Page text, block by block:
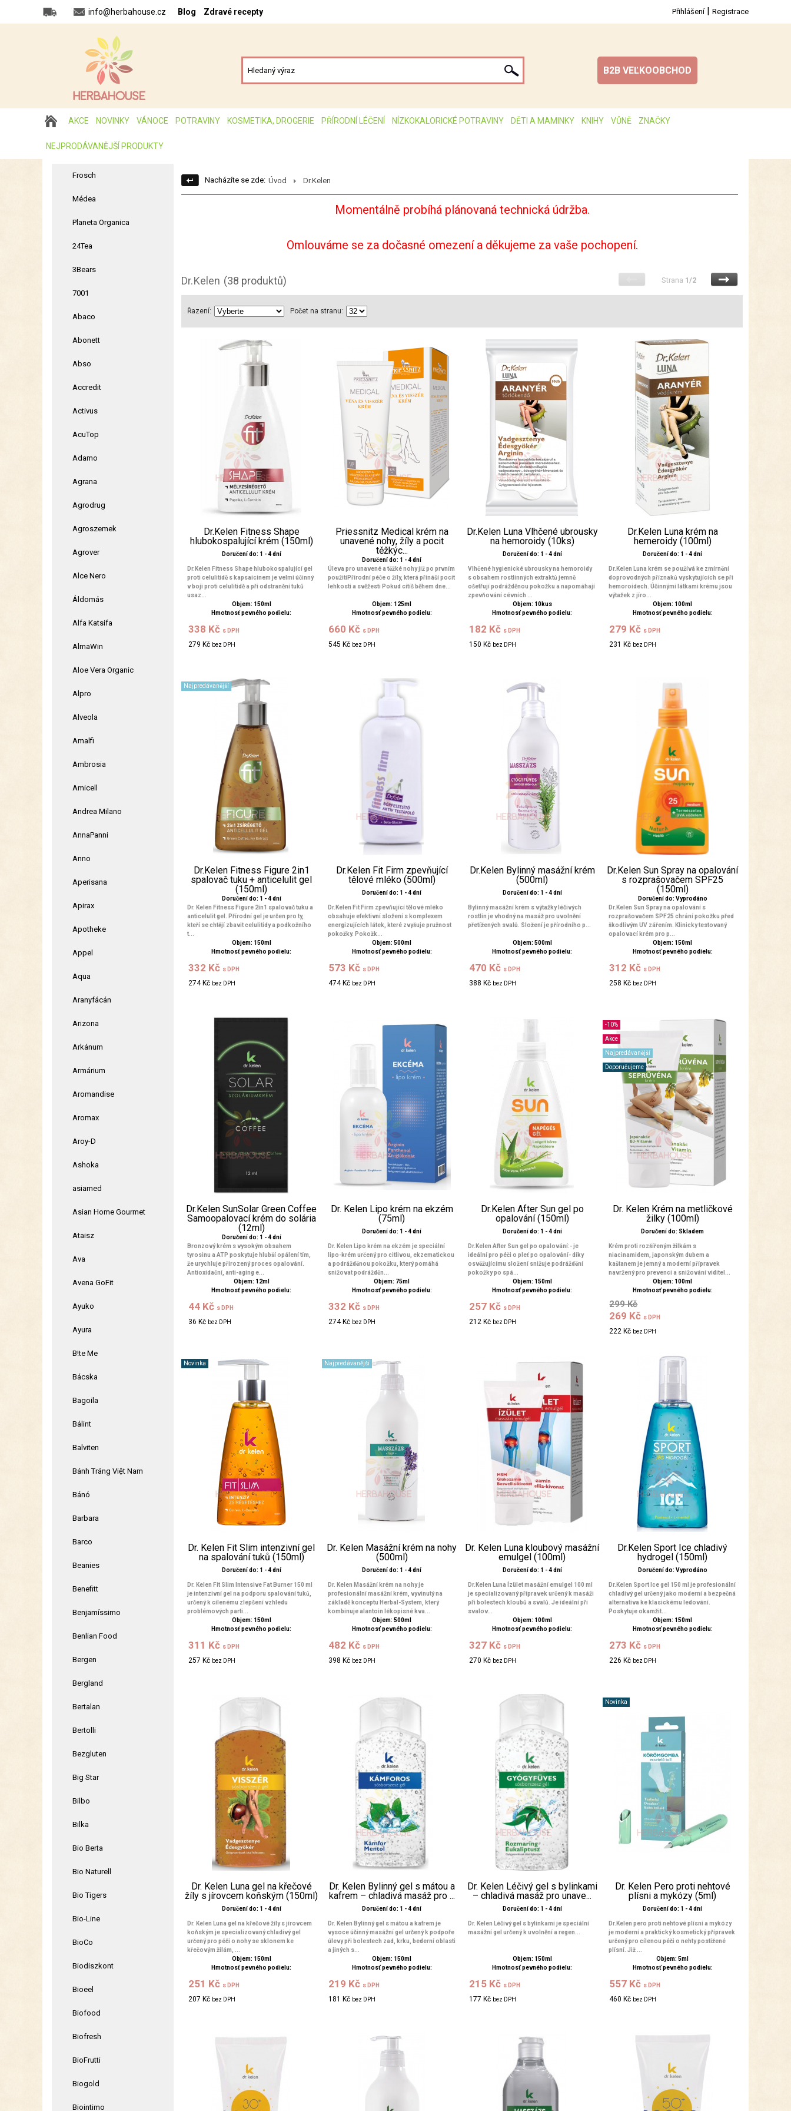
info@herbahouse.cz Blog Zdravé recepty Přihlášení| Registrace
B2B VEĽKOOBCHOD
AKCE NOVINKY VÁNOCE POTRAVINY KOSMETIKA, DROGERIE PŘÍRODNÍ LÉČENÍ NÍZKOKALORICKÉ POTRAVINY DĚTI A MAMINKY KNIHY VŮNĚ ZNAČKY
NEJPRODÁVANĚJŠÍ PRODUKTY
Frosch
Médea
Planeta Organica
24Tea
3Bears
7001
Abaco
Abonett
Abso
Accredit
Activus
AcuTop
Adamo
Agrana
Agrodrug
Agroszemek
Agrover
Alce Nero
Áldomás
Alfa Katsifa
AlmaWin
Aloe Vera Organic
Alpro
Alveola
Amalfi
Ambrosia
Amicell
Andrea Milano
AnnaPanni
Anno
Aperisana
Apirax
Apotheke
Appel
Aqua
Aranyfácán
Arizona
Arkánum
Armárium
Aromandise
Aromax
Aroy-D
Ashoka
asiamed
Asian Home Gourmet
Ataisz
Ava
Avena GoFit
Ayuko
Ayura
B!te Me
Bácska
Bagoila
Bálint
Balviten
Bánh Tráng Việt Nam
Bánó
Barbara
Barco
Beanies
Benefitt
Benjamíssimo
Benlian Food
Bergen
Bergland
Bertalan
Bertolli
Bezgluten
Big Star
Bilbo
Bilka
Bio Berta
Bio Naturell
Bio Tigers
Bio-Line
BioCo
Biodiszkont
Bioeel
Biofood
Biofresh
BioFrutti
Biogold
Biointimo
Nacházíte se zde: Úvod Dr.Kelen
Momentálně probíhá plánovaná technická údržba.
Omlouváme se za dočasné omezení a děkujeme za vaše pochopení.
Dr.Kelen (38 produktů) Strana 1/2
Řazení: Počet na stranu:
Dr.Kelen Fitness Shape
hlubokospalující krém (150ml)
Doručení do: 1 - 4 dní
Dr.Kelen Fitness Shape hlubokospalující gel
proti celulitidě s kapsaicinem je velmi účinný
v boji proti celulitidě a při odstranění tuků
usaz...
Objem: 150ml
Hmotnosť pevného podielu:
338 Kč s DPH
279 Kč bez DPH
Priessnitz Medical krém na
unavené nohy, žíly a pocit
těžkýc...
Doručení do: 1 - 4 dní
Úleva pro unavené a těžké nohy již po prvním
použitíPřírodní péče o žíly, která přináší pocit
lehkosti a svěžesti Pokud cítíš během dne...
Objem: 125ml
Hmotnosť pevného podielu:
660 Kč s DPH
545 Kč bez DPH
Dr.Kelen Luna Vlhčené ubrousky
na hemoroidy (10ks)
Doručení do: 1 - 4 dní
Vlhčené hygienické ubrousky na hemoroidy
s obsahem rostlinných extraktů jemně
ošetřují podrážděnou pokožku a napomáhají
zpevňování cévních ...
Objem: 10kus
Hmotnosť pevného podielu:
182 Kč s DPH
150 Kč bez DPH
Dr.Kelen Luna krém na
hemeroidy (100ml)
Doručení do: 1 - 4 dní
Dr.Kelen Luna krém se používá ke zmírnění
doprovodných příznaků vyskytujících se při
hemoroidech. Účinnými látkami krému jsou
výtažek z jíro...
Objem: 100ml
Hmotnosť pevného podielu:
279 Kč s DPH
231 Kč bez DPH
Najpredávanější
Dr.Kelen Fitness Figure 2in1
spalovač tuku + anticelulit gel
(150ml)
Doručení do: 1 - 4 dní
Dr. Kelen Fitness Figure 2in1 spalovač tuku a
anticelulit gel. Přírodní gel je určen pro ty,
kteří se chtějí zbavit celulitidy a podkožního
t...
Objem: 150ml
Hmotnosť pevného podielu:
332 Kč s DPH
274 Kč bez DPH
Dr.Kelen Fit Firm zpevňující
tělové mléko (500ml)
Doručení do: 1 - 4 dní
Dr.Kelen Fit Firm zpevňující tělové mléko
obsahuje efektivní složení s komplexem
energizujících látek, které zvyšuje pružnost
pokožky. Pokožk...
Objem: 500ml
Hmotnosť pevného podielu:
573 Kč s DPH
474 Kč bez DPH
Dr.Kelen Bylinný masážní krém
(500ml)
Doručení do: 1 - 4 dní
Bylinný masážní krém s výtažky léčivých
rostlin je vhodný na masáž pro uvolnění
přetížených svalů. Složení je přírodního p...
Objem: 500ml
Hmotnosť pevného podielu:
470 Kč s DPH
388 Kč bez DPH
Dr.Kelen Sun Spray na opalování
s rozprašovačem SPF25
(150ml)
Doručení do: Vyprodáno
Dr.Kelen Sun Spray na opalování s
rozprašovačem SPF25 chrání pokožku před
škodlivým UV zářením. Klinicky testovaný
opalovací krém pro p...
Objem: 150ml
Hmotnosť pevného podielu:
312 Kč s DPH
258 Kč bez DPH
Dr.Kelen SunSolar Green Coffee
Samoopalovací krém do solária
(12ml)
Doručení do: 1 - 4 dní
Bronzový krém s vysokým obsahem
tyrosinu a ATP poskytuje hlubší opálení tím,
že urychluje přirozený proces opalování.
Antioxidační, anti-aging e...
Objem: 12ml
Hmotnosť pevného podielu:
44 Kč s DPH
36 Kč bez DPH
Dr. Kelen Lipo krém na ekzém
(75ml)
Doručení do: 1 - 4 dní
Dr. Kelen Lipo krém na ekzém je speciální
lipo-krém určený pro citlivou, ekzematickou
a podrážděnou pokožku, který pomáhá
snižovat podrážděn...
Objem: 75ml
Hmotnosť pevného podielu:
332 Kč s DPH
274 Kč bez DPH
Dr.Kelen After Sun gel po
opalování (150ml)
Doručení do: 1 - 4 dní
Dr.Kelen After Sun gel po opalování:- je
ideální pro péči o pleť po opalování- díky
osvěžujícímu složení snižuje podráždění
pokožky po spá...
Objem: 150ml
Hmotnosť pevného podielu:
257 Kč s DPH
212 Kč bez DPH
-10%
Akce
Najpredávanější
Doporučujeme
Dr. Kelen Krém na metličkové
žilky (100ml)
Doručení do: Skladem
Krém proti rozšířeným žilkám s
niacinamidem, japonským dubem a
kaštanem je jemný a moderní přípravek
navržený pro prevenci a snižování viditel...
Objem: 100ml
Hmotnosť pevného podielu:
299 Kč
269 Kč s DPH
222 Kč bez DPH
Novinka
Dr. Kelen Fit Slim intenzivní gel
na spalování tuků (150ml)
Doručení do: 1 - 4 dní
Dr. Kelen Fit Slim Intensive Fat Burner 150 ml
je intenzivní gel na podporu spalování tuků,
určený k cílenému zlepšení vzhledu
problémových parti...
Objem: 150ml
Hmotnosť pevného podielu:
311 Kč s DPH
257 Kč bez DPH
Najpredávanější
Dr. Kelen Masážní krém na nohy
(500ml)
Doručení do: 1 - 4 dní
Dr. Kelen Masážní krém na nohy je
profesionální masážní krém, vyvinutý na
základě konceptu Herbal-System, který
kombinuje alantoin lékopisné kva...
Objem: 500ml
Hmotnosť pevného podielu:
482 Kč s DPH
398 Kč bez DPH
Dr. Kelen Luna kloubový masážní
emulgel (100ml)
Doručení do: 1 - 4 dní
Dr.Kelen Luna Ízület masážní emulgel 100 ml
je specializovaný přípravek určený k masáži
při bolestech kloubů a svalů. Je ideální při
svalov...
Objem: 100ml
Hmotnosť pevného podielu:
327 Kč s DPH
270 Kč bez DPH
Dr.Kelen Sport Ice chladivý
hydrogel (150ml)
Doručení do: Vyprodáno
Dr.Kelen Sport Ice gel 150 ml je profesionální
chladivý gel určený jako moderní a bezpečná
alternativa ke klasickému ledování.
Poskytuje okamžit...
Objem: 150ml
Hmotnosť pevného podielu:
273 Kč s DPH
226 Kč bez DPH
Dr. Kelen Luna gel na křečové
žíly s jírovcem koňským (150ml)
Doručení do: 1 - 4 dní
Dr. Kelen Luna gel na křečové žíly s jírovcem
koňským je specializovaný chladivý gel
určený pro péči o nohy se sklonem ke
křečovým žilám, ...
Objem: 150ml
Hmotnosť pevného podielu:
251 Kč s DPH
207 Kč bez DPH
Dr. Kelen Bylinný gel s mátou a
kafrem – chladivá masáž pro ...
Doručení do: 1 - 4 dní
Dr. Kelen Bylinný gel s mátou a kafrem je
vysoce účinný masážní gel určený k podpoře
úlevy při bolestech zad, krku, bederní oblasti
a jiných s...
Objem: 150ml
Hmotnosť pevného podielu:
219 Kč s DPH
181 Kč bez DPH
Dr. Kelen Léčivý gel s bylinkami
– chladivá masáž pro unave...
Doručení do: 1 - 4 dní
Dr. Kelen Léčivý gel s bylinkami je speciální
masážní gel určený k uvolnění a regen...
Objem: 150ml
Hmotnosť pevného podielu:
215 Kč s DPH
177 Kč bez DPH
Novinka
Dr. Kelen Pero proti nehtové
plísni a mykózy (5ml)
Doručení do: 1 - 4 dní
Dr.Kelen pero proti nehtové plísni a mykózy
je moderní a praktický kosmetický přípravek
určený pro cílenou péči o nehty postižené
plísní. Již ...
Objem: 5ml
Hmotnosť pevného podielu:
557 Kč s DPH
460 Kč bez DPH